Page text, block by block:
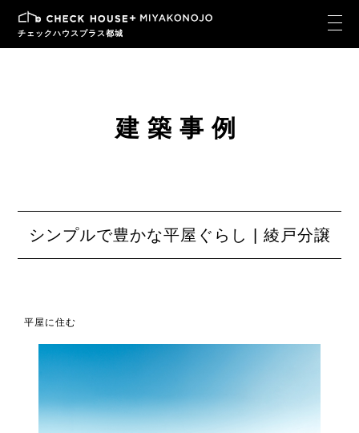
チェックハウスプラス都城
建築事例
シンプルで豊かな平屋ぐらし | 綾戸分譲
平屋に住む